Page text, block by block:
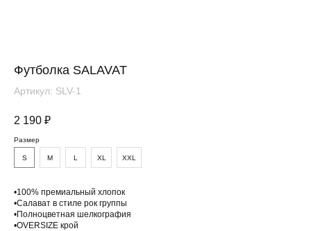
Футболка SALAVAT
Артикул: SLV-1
2 190 ₽
Размер
S M L XL XXL
•100% премиальный хлопок
•Салават в стиле рок группы
•Полноцветная шелкография
•OVERSIZE крой